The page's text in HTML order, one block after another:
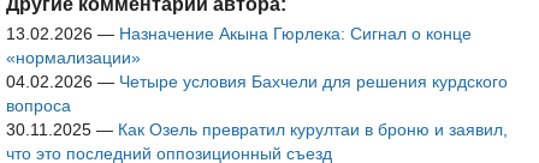
Другие комментарии автора:
13.02.2026 — Назначение Акына Гюрлека: Сигнал о конце
«нормализации»
04.02.2026 — Четыре условия Бахчели для решения курдского
вопроса
30.11.2025 — Как Озель превратил курултаи в броню и заявил,
что это последний оппозиционный съезд